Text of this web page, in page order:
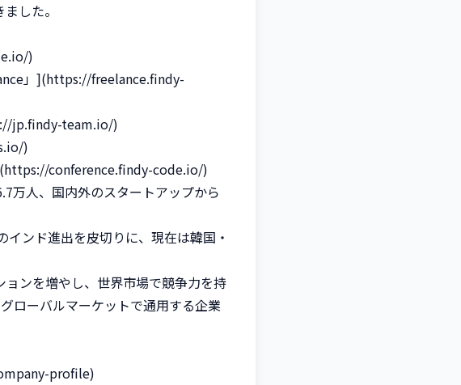
した。
)
」](https://freelance.findy-
jp.findy-team.io/)
)
conference.findy-code.io/)
万人、国内外のスタートアップから
ンド進出を皮切りに、現在は韓国・
ンを増やし、世界市場で競争力を持
ローバルマーケットで通用する企業
profile)